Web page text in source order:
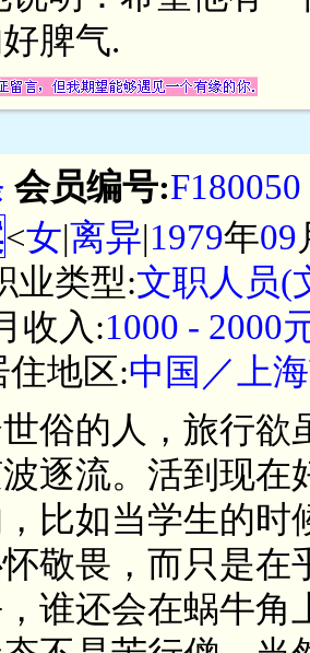
脾气.
会员编号:F180050
<女|离异|1979年09
业类型:文职人员(
收入:1000 - 2000
住地区:中国／上
俗的人，旅行欲
逐流。活到现在
比如当学生的
敬畏，而只是
谁还会在蜗牛角